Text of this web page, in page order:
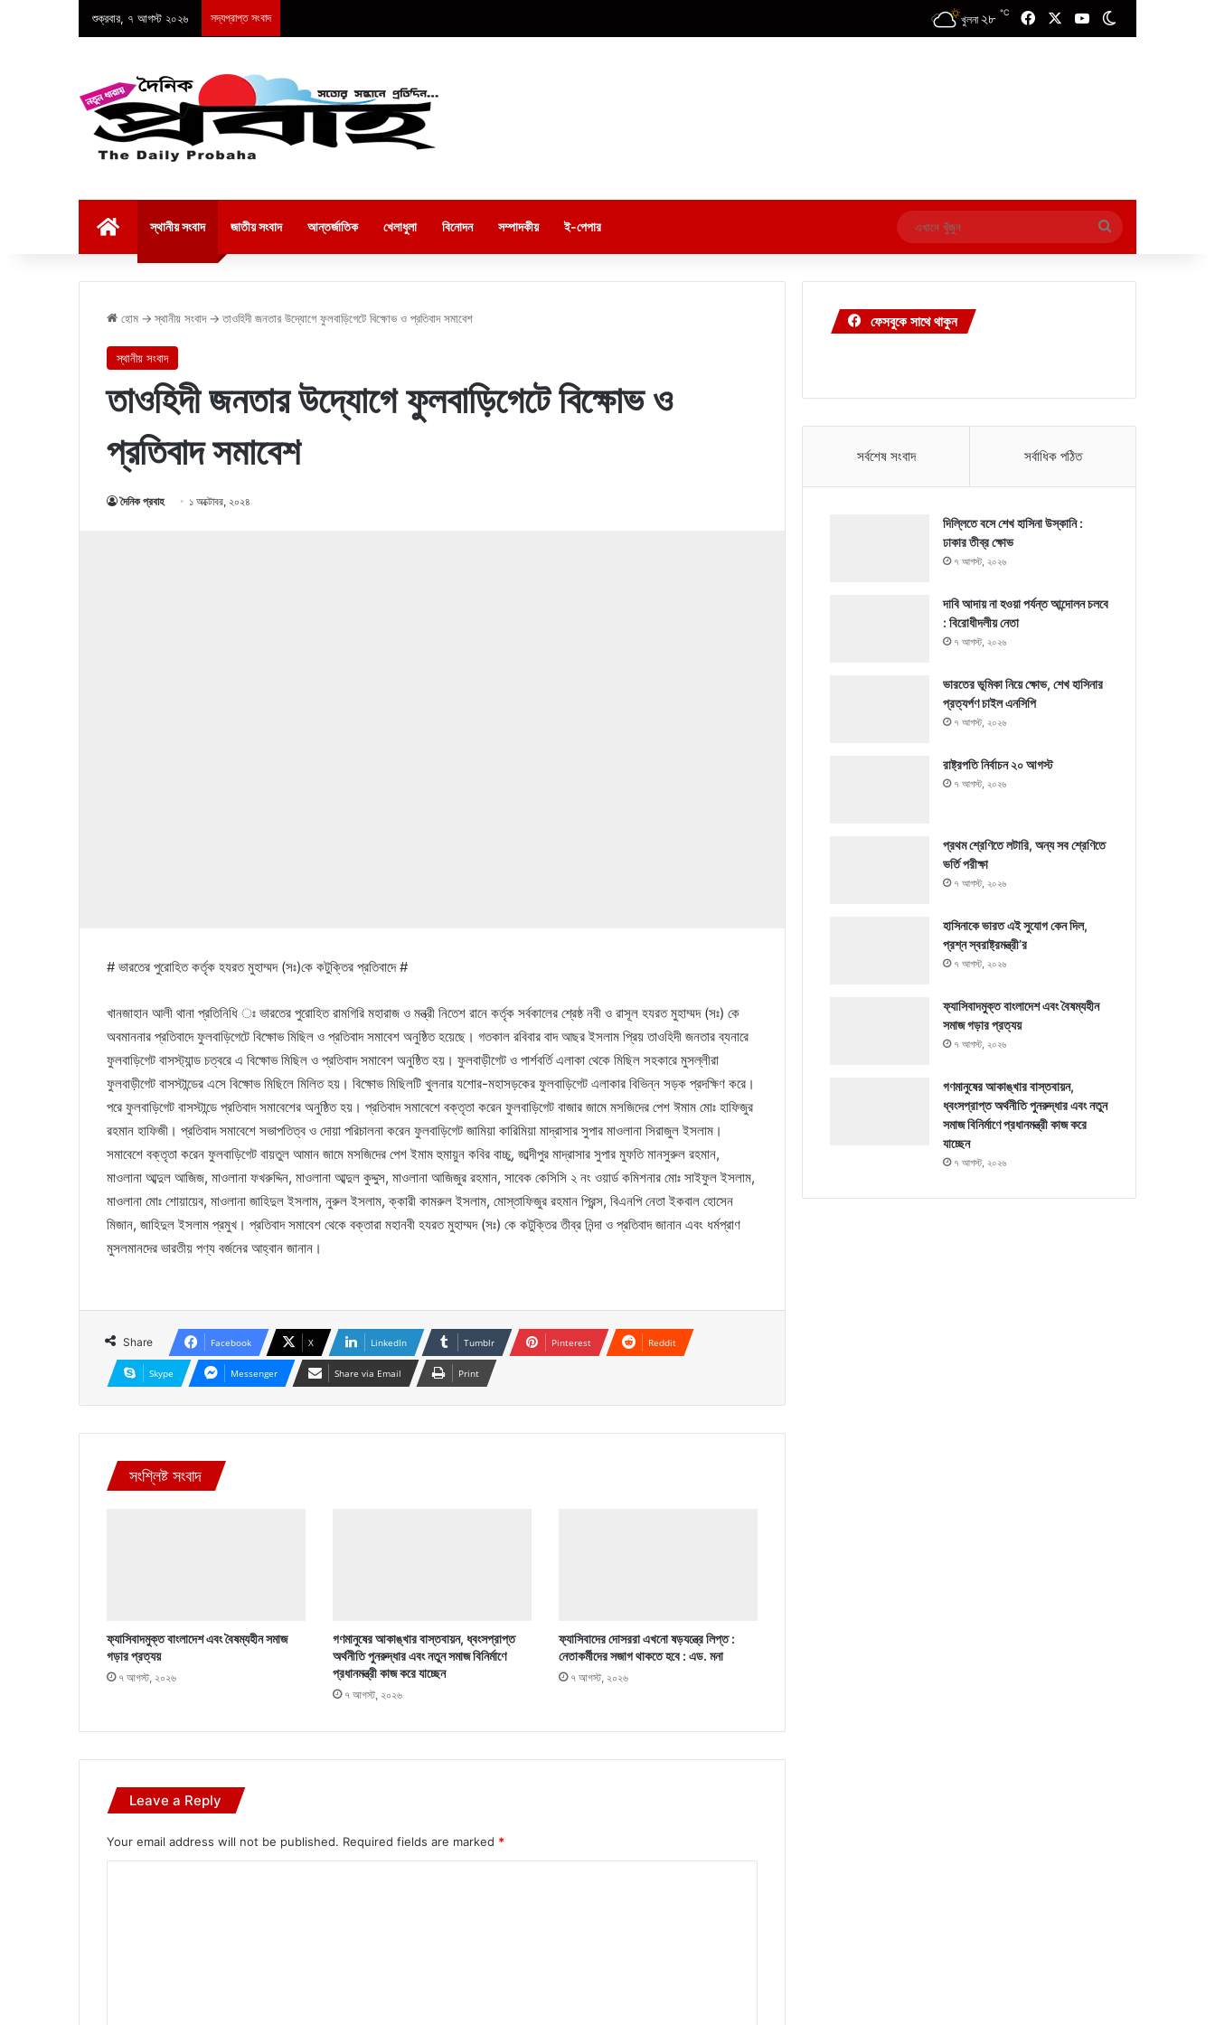
শুক্রবার, ৭ আগস্ট ২০২৬ সদ্যপ্রাপ্ত সংবাদ খুলনা ২৮ ℃ FacebookYouTube
স্থানীয় সংবাদ জাতীয় সংবাদ আন্তর্জাতিক খেলাধুলা বিনোদন সম্পাদকীয় ই-পেপার
এখানে
খুঁজুন
হোম → স্থানীয় সংবাদ → তাওহিদী জনতার উদ্যোগে ফুলবাড়িগেটে বিক্ষোভ ও প্রতিবাদ সমাবেশ
স্থানীয় সংবাদ
তাওহিদী জনতার উদ্যোগে ফুলবাড়িগেটে বিক্ষোভ ও
প্রতিবাদ সমাবেশ
দৈনিক প্রবাহ ১ অক্টোবর, ২০২৪
# ভারতের পুরোহিত কর্তৃক হযরত মুহাম্মদ (সঃ)কে কটুক্তির প্রতিবাদে #
খানজাহান আলী থানা প্রতিনিধি ঃ ভারতের পুরোহিত রামগিরি মহারাজ ও মন্ত্রী নিতেশ রানে কর্তৃক সর্বকালের শ্রেষ্ঠ নবী ও রাসূল হযরত মুহাম্মদ (সঃ) কে
অবমাননার প্রতিবাদে ফুলবাড়িগেটে বিক্ষোভ মিছিল ও প্রতিবাদ সমাবেশ অনুষ্ঠিত হয়েছে। গতকাল রবিবার বাদ আছর ইসলাম প্রিয় তাওহিদী জনতার ব্যনারে
ফুলবাড়িগেট বাসস্ট্যান্ড চত্বরে এ বিক্ষোভ মিছিল ও প্রতিবাদ সমাবেশ অনুষ্ঠিত হয়। ফুলবাড়ীগেট ও পার্শবর্তি এলাকা থেকে মিছিল সহকারে মুসল্লীরা
ফুলবাড়ীগেট বাসস্টান্ডের এসে বিক্ষোভ মিছিলে মিলিত হয়। বিক্ষোভ মিছিলটি খুলনার যশোর-মহাসড়কের ফুলবাড়িগেট এলাকার বিভিন্ন সড়ক প্রদক্ষিণ করে।
পরে ফুলবাড়িগেট বাসস্টান্ডে প্রতিবাদ সমাবেশের অনুষ্ঠিত হয়। প্রতিবাদ সমাবেশে বক্তৃতা করেন ফুলবাড়িগেট বাজার জামে মসজিদের পেশ ঈমাম মোঃ হাফিজুর
রহমান হাফিজী। প্রতিবাদ সমাবেশে সভাপতিত্ব ও দোয়া পরিচালনা করেন ফুলবাড়িগেট জামিয়া কারিমিয়া মাদ্রাসার সুপার মাওলানা সিরাজুল ইসলাম।
সমাবেশে বক্তৃতা করেন ফুলবাড়িগেট বায়তুল আমান জামে মসজিদের পেশ ইমাম হুমায়ুন কবির বাচ্চু, জাব্দীপুর মাদ্রাসার সুপার মুফতি মানসুরুল রহমান,
মাওলানা আব্দুল আজিজ, মাওলানা ফখরুদ্দিন, মাওলানা আব্দুল কুদ্দুস, মাওলানা আজিজুর রহমান, সাবেক কেসিসি ২ নং ওয়ার্ড কমিশনার মোঃ সাইফুল ইসলাম,
মাওলানা মোঃ শোয়ায়েব, মাওলানা জাহিদুল ইসলাম, নুরুল ইসলাম, ক্কারী কামরুল ইসলাম, মোস্তাফিজুর রহমান প্রিন্স, বিএনপি নেতা ইকবাল হোসেন
মিজান, জাহিদুল ইসলাম প্রমুখ। প্রতিবাদ সমাবেশ থেকে বক্তারা মহানবী হযরত মুহাম্মদ (সঃ) কে কটুক্তির তীব্র নিন্দা ও প্রতিবাদ জানান এবং ধর্মপ্রাণ
মুসলমানদের ভারতীয় পণ্য বর্জনের আহ্বান জানান।
Share Facebook X LinkedIn Tumblr Pinterest Reddit
Skype Messenger Share via Email Print
সংশ্লিষ্ট সংবাদ
ফ্যাসিবাদমুক্ত বাংলাদেশ এবং বৈষম্যহীন সমাজ
গড়ার প্রত্যয়
৭ আগস্ট, ২০২৬
গণমানুষের আকাঙ্খার বাস্তবায়ন, ধ্বংসপ্রাপ্ত
অর্থনীতি পুনরুদ্ধার এবং নতুন সমাজ বিনির্মাণে
প্রধানমন্ত্রী কাজ করে যাচ্ছেন
৭ আগস্ট, ২০২৬
ফ্যাসিবাদের দোসররা এখনো ষড়যন্ত্রে লিপ্ত :
নেতাকর্মীদের সজাগ থাকতে হবে : এড. মনা
৭ আগস্ট, ২০২৬
Leave a Reply
Your email address will not be published. Required fields are marked *
ফেসবুকে সাথে থাকুন
সর্বশেষ সংবাদ সর্বাধিক পঠিত
দিল্লিতে বসে শেখ হাসিনা উস্কানি :
ঢাকার তীব্র ক্ষোভ
৭ আগস্ট, ২০২৬
দাবি আদায় না হওয়া পর্যন্ত আন্দোলন চলবে
: বিরোধীদলীয় নেতা
৭ আগস্ট, ২০২৬
ভারতের ভূমিকা নিয়ে ক্ষোভ, শেখ হাসিনার
প্রত্যর্পণ চাইল এনসিপি
৭ আগস্ট, ২০২৬
রাষ্ট্রপতি নির্বাচন ২০ আগস্ট
৭ আগস্ট, ২০২৬
প্রথম শ্রেণিতে লটারি, অন্য সব শ্রেণিতে
ভর্তি পরীক্ষা
৭ আগস্ট, ২০২৬
হাসিনাকে ভারত এই সুযোগ কেন দিল,
প্রশ্ন স্বরাষ্ট্রমন্ত্রী’র
৭ আগস্ট, ২০২৬
ফ্যাসিবাদমুক্ত বাংলাদেশ এবং বৈষম্যহীন
সমাজ গড়ার প্রত্যয়
৭ আগস্ট, ২০২৬
গণমানুষের আকাঙ্খার বাস্তবায়ন,
ধ্বংসপ্রাপ্ত অর্থনীতি পুনরুদ্ধার এবং নতুন
সমাজ বিনির্মাণে প্রধানমন্ত্রী কাজ করে
যাচ্ছেন
৭ আগস্ট, ২০২৬